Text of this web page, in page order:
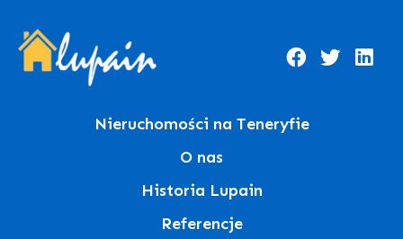
Nieruchomości na Teneryfie
O nas
Historia Lupain
Referencje